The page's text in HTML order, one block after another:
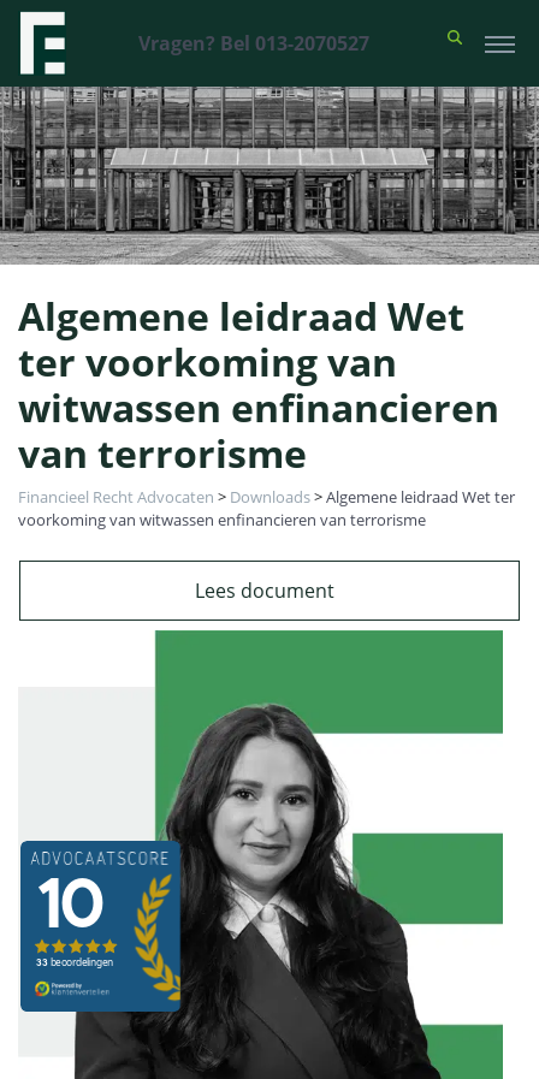
Vragen? Bel 013-2070527
Algemene leidraad Wet
ter voorkoming van
witwassen enfinancieren
van terrorisme
Financieel Recht Advocaten > Downloads>Algemene leidraad Wet ter
voorkoming van witwassen enfinancieren van terrorisme
Lees document